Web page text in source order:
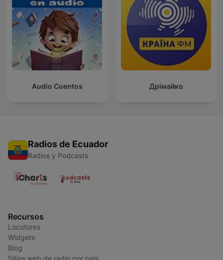
Audio Cuentos Дрімайко
Radios de Ecuador
Radios y Podcasts
Recursos
Locutores
Widgets
Blog